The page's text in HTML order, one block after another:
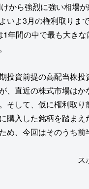
から強烈に強い相場
いよ3月の権利取りま
年間の中で最も大き
投資前提の高配当株
、直近の株式市場は
そして、仮に権利取
購入した銘柄を踏ま
め、今回はそのうち前
ス